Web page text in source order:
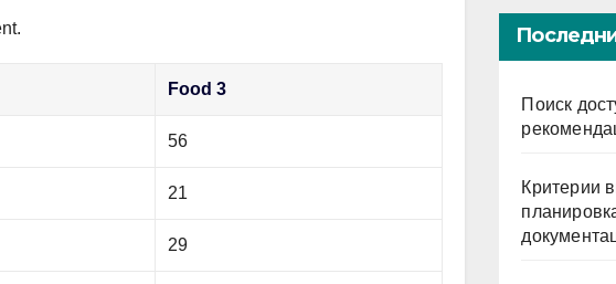
Food 3
56
21
29
Поиск
Критерии